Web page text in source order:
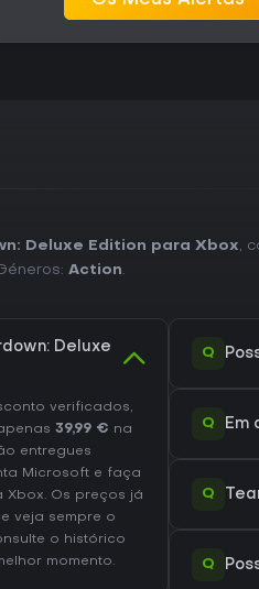
Deluxe Edition para Xbox,
Action.
Deluxe
verificados,
39,99 € na
entregues
Microsoft e faça
Xbox. Os preços já
veja sempre o
o histórico
momento.
Q
Q Em
Q
Q